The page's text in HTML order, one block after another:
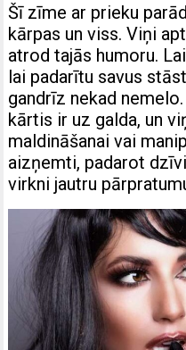
Šī zīme ar prieku
kārpas un viss. Viņi
atrod tajās humoru.
lai padarītu savus
gandrīz nekad
kārtis ir uz galda, un
maldināšanai vai
aizņemti, padarot
virkni jautru